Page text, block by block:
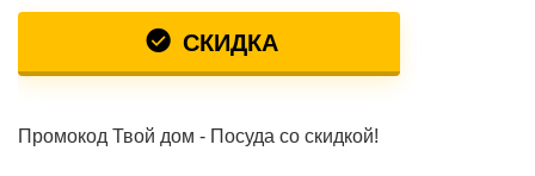
СКИДКА
Промокод Твой дом - Посуда со скидкой!